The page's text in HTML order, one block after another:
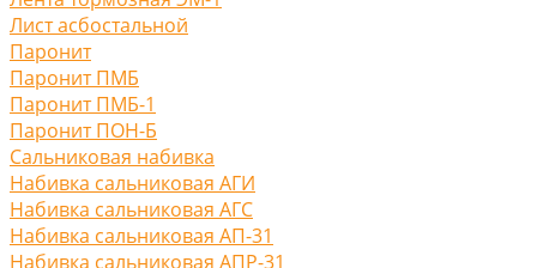
Лист асбостальной
Паронит
Паронит ПМБ
Паронит ПМБ-1
Паронит ПОН-Б
Сальниковая набивка
Набивка сальниковая АГИ
Набивка сальниковая АГС
Набивка сальниковая АП-31
Набивка сальниковая АПР-31